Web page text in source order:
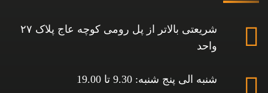
شریعتی بالاتر از پل رومی کوچه عاج پلاک ۲۷
واحد
شنبه الی پنج شنبه: 9.30 تا 19.00